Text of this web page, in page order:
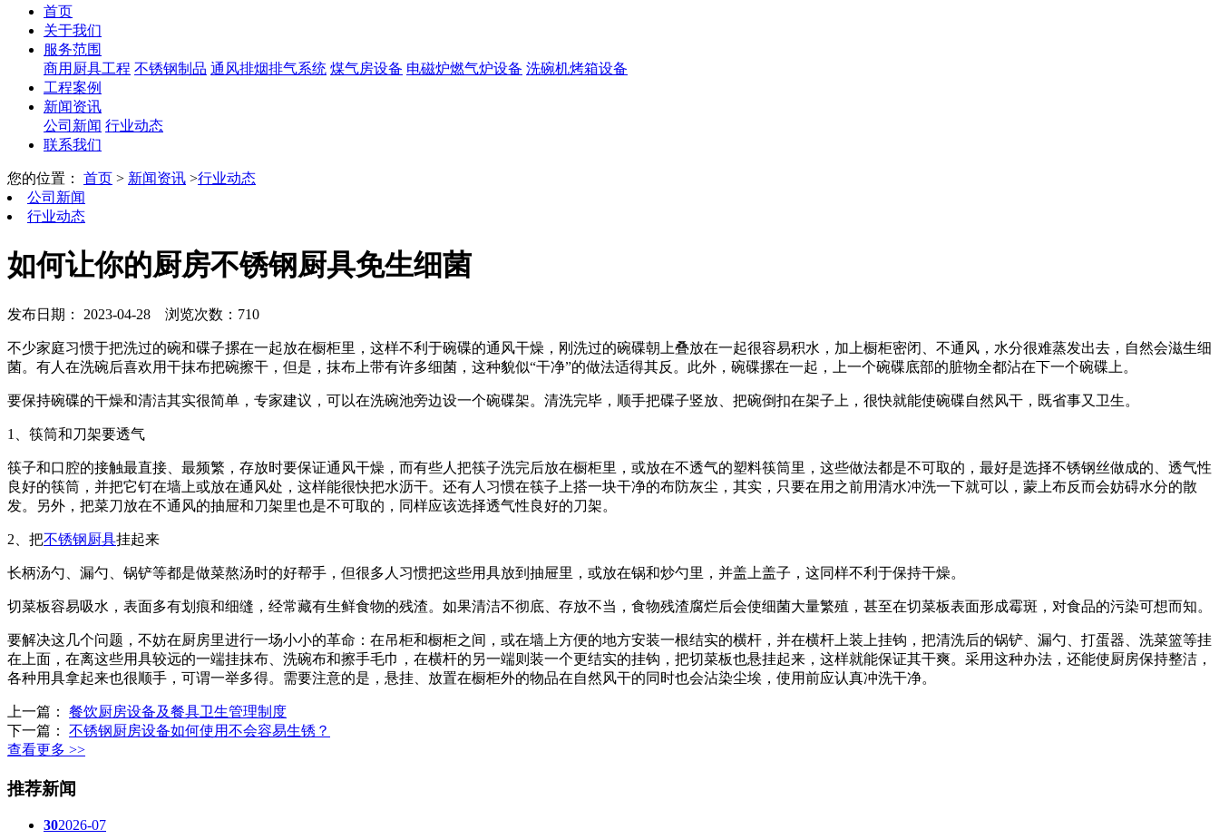
首页
关于我们
服务范围
商用厨具工程 不锈钢制品 通风排烟排气系统 煤气房设备 电磁炉燃气炉设备 洗碗机烤箱设备
工程案例
新闻资讯
公司新闻 行业动态
联系我们
您的位置： 首页 > 新闻资讯 >行业动态
公司新闻
行业动态
如何让你的厨房不锈钢厨具免生细菌
发布日期： 2023-04-28 浏览次数：710
不少家庭习惯于把洗过的碗和碟子摞在一起放在橱柜里，这样不利于碗碟的通风干燥，刚洗过的碗碟朝上叠放在一起很容易积水，加上橱柜密闭、不通风，水分很难蒸发出去，自然会滋生细
菌。有人在洗碗后喜欢用干抹布把碗擦干，但是，抹布上带有许多细菌，这种貌似“干净”的做法适得其反。此外，碗碟摞在一起，上一个碗碟底部的脏物全都沾在下一个碗碟上。
要保持碗碟的干燥和清洁其实很简单，专家建议，可以在洗碗池旁边设一个碗碟架。清洗完毕，顺手把碟子竖放、把碗倒扣在架子上，很快就能使碗碟自然风干，既省事又卫生。
1、筷筒和刀架要透气
筷子和口腔的接触最直接、最频繁，存放时要保证通风干燥，而有些人把筷子洗完后放在橱柜里，或放在不透气的塑料筷筒里，这些做法都是不可取的，最好是选择不锈钢丝做成的、透气性
良好的筷筒，并把它钉在墙上或放在通风处，这样能很快把水沥干。还有人习惯在筷子上搭一块干净的布防灰尘，其实，只要在用之前用清水冲洗一下就可以，蒙上布反而会妨碍水分的散
发。另外，把菜刀放在不通风的抽屉和刀架里也是不可取的，同样应该选择透气性良好的刀架。
2、把不锈钢厨具挂起来
长柄汤勺、漏勺、锅铲等都是做菜熬汤时的好帮手，但很多人习惯把这些用具放到抽屉里，或放在锅和炒勺里，并盖上盖子，这同样不利于保持干燥。
切菜板容易吸水，表面多有划痕和细缝，经常藏有生鲜食物的残渣。如果清洁不彻底、存放不当，食物残渣腐烂后会使细菌大量繁殖，甚至在切菜板表面形成霉斑，对食品的污染可想而知。
要解决这几个问题，不妨在厨房里进行一场小小的革命：在吊柜和橱柜之间，或在墙上方便的地方安装一根结实的横杆，并在横杆上装上挂钩，把清洗后的锅铲、漏勺、打蛋器、洗菜篮等挂
在上面，在离这些用具较远的一端挂抹布、洗碗布和擦手毛巾，在横杆的另一端则装一个更结实的挂钩，把切菜板也悬挂起来，这样就能保证其干爽。采用这种办法，还能使厨房保持整洁，
各种用具拿起来也很顺手，可谓一举多得。需要注意的是，悬挂、放置在橱柜外的物品在自然风干的同时也会沾染尘埃，使用前应认真冲洗干净。
上一篇： 餐饮厨房设备及餐具卫生管理制度
下一篇： 不锈钢厨房设备如何使用不会容易生锈？
查看更多 >>
推荐新闻
302026-07